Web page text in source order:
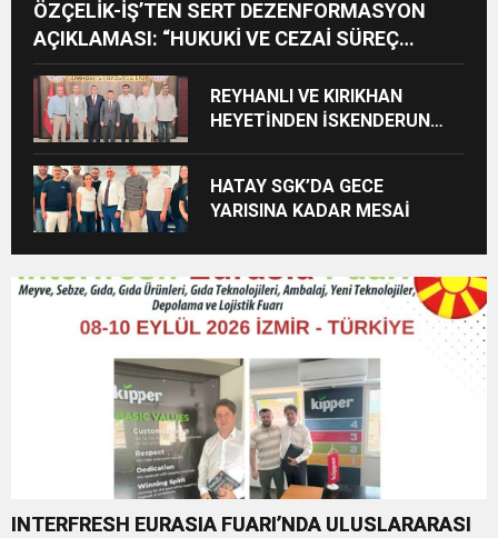
ÖZÇELİK-İŞ’TEN SERT DEZENFORMASYON
AÇIKLAMASI: “HUKUKİ VE CEZAİ SÜREÇ
BAŞLATILDI”
REYHANLI VE KIRIKHAN
HEYETİNDEN İSKENDERUN
HATAY SGK’DA GECE
YARISINA KADAR MESAİ
INTERFRESH EURASIA FUARI’NDA ULUSLARARASI